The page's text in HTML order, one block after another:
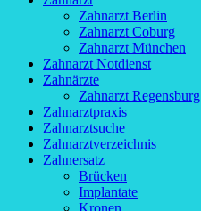
Zahnarzt Berlin
Zahnarzt Coburg
Zahnarzt München
Zahnarzt Notdienst
Zahnärzte
Zahnarzt Regensburg
Zahnarztpraxis
Zahnarztsuche
Zahnarztverzeichnis
Zahnersatz
Brücken
Implantate